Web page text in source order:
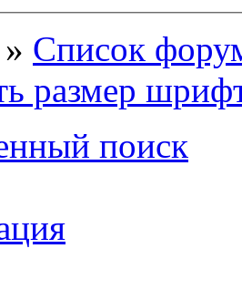
» Список
размер
поиск